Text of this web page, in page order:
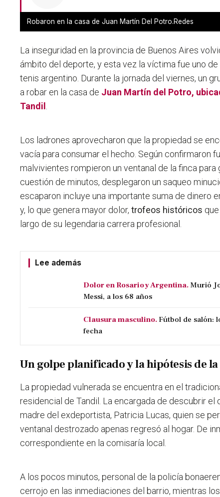
Robaron en la casa de Juan Martín Del Potro.Redes
La inseguridad en la provincia de Buenos Aires
ámbito del deporte, y esta vez la víctima fue uno
tenis argentino. Durante la jornada del viernes, un
a robar en la casa de Juan Martín del Potro,
Tandil
Los ladrones aprovecharon que la propiedad se
vacía para consumar el hecho. Según confirmaron
malvivientes rompieron un ventanal de la finca para
cuestión de minutos, desplegaron un saqueo
escaparon incluye una importante suma de dinero
y, lo que genera mayor dolor,trofeos históricos
largo de su legendaria carrera profesional.
Lee además
Dolor en Rosario y Argentina. Murió
Messi, a los 68 años
Clausura masculino. Fútbol de salón:
fecha
Un golpe planificado y la hipótesis de
La propiedad vulnerada se encuentra en el
residencial de Tandil. La encargada de descubrir el
madre del exdeportista, Patricia Lucas, quien se
ventanal destrozado apenas regresó al hogar. De
correspondiente en la comisaría local.
A los pocos minutos, personal de la policía
cerrojo en las inmediaciones del barrio, mientras